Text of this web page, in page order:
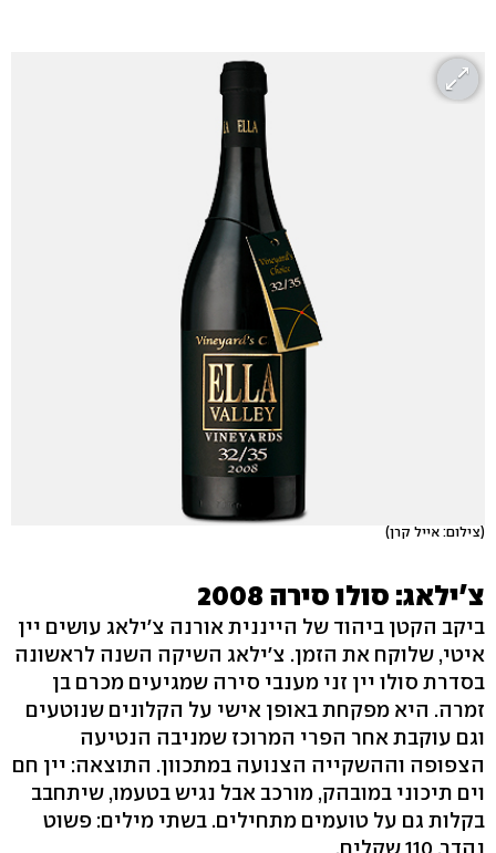
(צילום: אייל קרן)
צ'ילאג: סולו סירה 2008
ביקב הקטן ביהוד של הייננית אורנה צ'ילאג עושים יין
איטי, שלוקח את הזמן. צ'ילאג השיקה השנה לראשונה
בסדרת סולו יין זני מענבי סירה שמגיעים מכרם בן
זמרה. היא מפקחת באופן אישי על הקלונים שנוטעים
וגם עוקבת אחר הפרי המרוכז שמניבה הנטיעה
הצפופה וההשקייה הצנועה במתכוון. התוצאה: יין חם
וים תיכוני במובהק, מורכב אבל נגיש בטעמו, שיתחבב
בקלות גם על טועמים מתחילים. בשתי מילים: פשוט